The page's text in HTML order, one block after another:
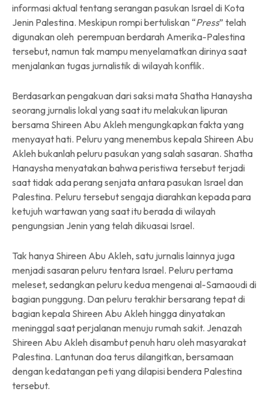
informasi aktual tentang serangan pasukan Israel di Kota
Jenin Palestina. Meskipun rompi bertuliskan “Press” telah
digunakan oleh perempuan berdarah Amerika-Palestina
tersebut, namun tak mampu menyelamatkan dirinya saat
menjalankan tugas jurnalistik di wilayah konflik.
Berdasarkan pengakuan dari saksi mata Shatha Hanaysha
seorang jurnalis lokal yang saat itu melakukan lipuran
bersama Shireen Abu Akleh mengungkapkan fakta yang
menyayat hati. Peluru yang menembus kepala Shireen Abu
Akleh bukanlah peluru pasukan yang salah sasaran. Shatha
Hanaysha menyatakan bahwa peristiwa tersebut terjadi
saat tidak ada perang senjata antara pasukan Israel dan
Palestina. Peluru tersebut sengaja diarahkan kepada para
ketujuh wartawan yang saat itu berada di wilayah
pengungsian Jenin yang telah dikuasai Israel.
Tak hanya Shireen Abu Akleh, satu jurnalis lainnya juga
menjadi sasaran peluru tentara Israel. Peluru pertama
meleset, sedangkan peluru kedua mengenai al-Samaoudi di
bagian punggung. Dan peluru terakhir bersarang tepat di
bagian kepala Shireen Abu Akleh hingga dinyatakan
meninggal saat perjalanan menuju rumah sakit. Jenazah
Shireen Abu Akleh disambut penuh haru oleh masyarakat
Palestina. Lantunan doa terus dilangitkan, bersamaan
dengan kedatangan peti yang dilapisi bendera Palestina
tersebut.